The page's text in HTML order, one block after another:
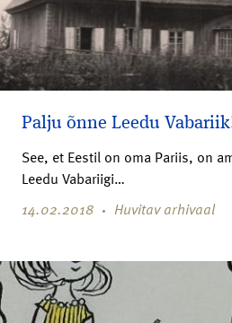
Palju õnne Leedu
See, et Eestil on oma Pariis, on
Leedu Vabariigi…
14.02.2018
Huvitav arhivaal